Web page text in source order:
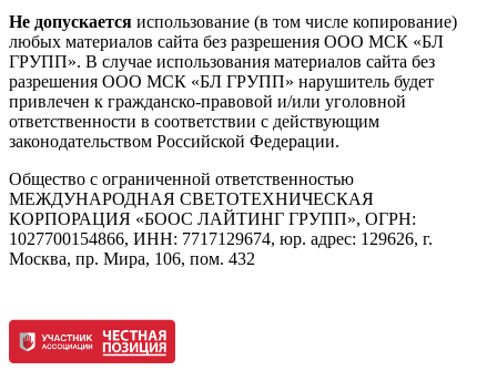
Не допускается использование (в том числе копирование)
любых материалов сайта без разрешения ООО МСК «БЛ
ГРУПП». В случае использования материалов сайта без
разрешения ООО МСК «БЛ ГРУПП» нарушитель будет
привлечен к гражданско-правовой и/или уголовной
ответственности в соответствии с действующим
законодательством Российской Федерации.
Общество с ограниченной ответственностью
МЕЖДУНАРОДНАЯ СВЕТОТЕХНИЧЕСКАЯ
КОРПОРАЦИЯ «БООС ЛАЙТИНГ ГРУПП», ОГРН:
1027700154866, ИНН: 7717129674, юр. адрес: 129626, г.
Москва, пр. Мира, 106, пом. 432